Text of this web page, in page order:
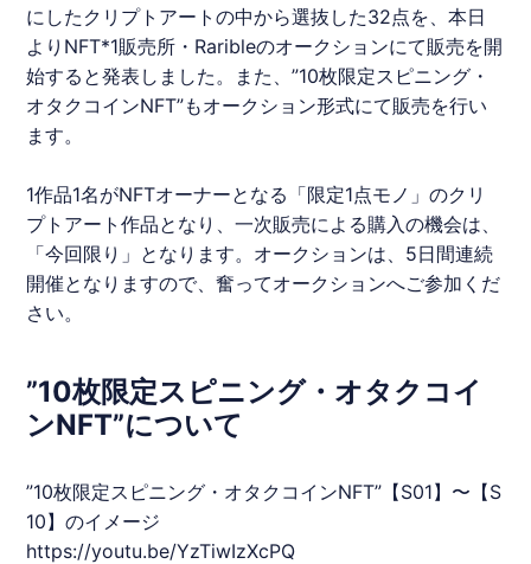
にしたクリプトアートの中から選抜した32点を、本日
より NFT*1販売所・Raribleのオークションにて販売を開
始すると発表しました。また、”10枚限定スピニング・
オタクコインNFT”もオークション形式にて販売を行い
ます。
1作品1名がNFTオーナーとなる「限定1点モノ」のクリ
プトアート作品となり、一次販売による購入の機会は、
「今回限り」となります。オークションは、5日間連続
開催となりますので、奮ってオークションへご参加くだ
さい。
”10枚限定スピニング・オタクコイ
ンNFT”について
”10枚限定スピニング・ オタクコインNFT”【S01】〜【S
10】のイメージ
https://youtu.be/YzTiwIzXcPQ